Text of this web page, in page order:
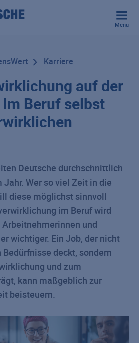
Menü
Karriere
auf der
Beruf selbst
Deutsche durchschnittlich
Jahr. Wer so viel Zeit in die
diese möglichst sinnvoll
im Beruf wird
und
wichtiger. Ein Job, der nicht
deckt, sondern
und zum
kann maßgeblich zur
beisteuern.